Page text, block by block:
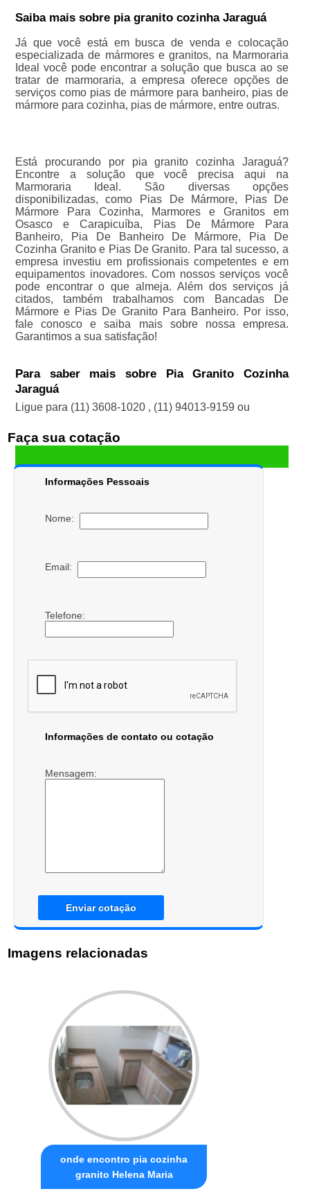
Saiba mais sobre pia granito cozinha Jaraguá
Já que você está em busca de venda e colocação
especializada de mármores e granitos, na Marmoraria
Ideal você pode encontrar a solução que busca ao se
tratar de marmoraria, a empresa oferece opções de
serviços como pias de mármore para banheiro, pias de
mármore para cozinha, pias de mármore, entre outras.
Está procurando por pia granito cozinha Jaraguá?
Encontre a solução que você precisa aqui na
Marmoraria Ideal. São diversas opções
disponibilizadas, como Pias De Mármore, Pias De
Mármore Para Cozinha, Marmores e Granitos em
Osasco e Carapicuíba, Pias De Mármore Para
Banheiro, Pia De Banheiro De Mármore, Pia De
Cozinha Granito e Pias De Granito. Para tal sucesso, a
empresa investiu em profissionais competentes e em
equipamentos inovadores. Com nossos serviços você
pode encontrar o que almeja. Além dos serviços já
citados, também trabalhamos com Bancadas De
Mármore e Pias De Granito Para Banheiro. Por isso,
fale conosco e saiba mais sobre nossa empresa.
Garantimos a sua satisfação!
Para saber mais sobre Pia Granito Cozinha
Jaraguá
Ligue para (11) 3608-1020 , (11) 94013-9159 ou
Faça sua cotação
Informações Pessoais
Nome:
Email:
Telefone:
Informações de contato ou cotação
Mensagem:
Enviar cotação
Imagens relacionadas
onde encontro pia cozinha
granito Helena Maria